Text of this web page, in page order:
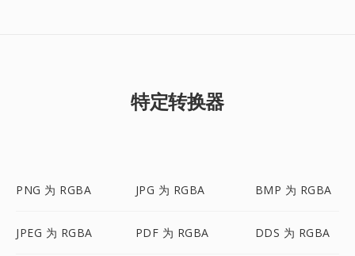
特定转换器
PNG 为 RGBA JPG 为 RGBA BMP 为 RGBA
JPEG 为 RGBA PDF 为 RGBA DDS 为 RGBA